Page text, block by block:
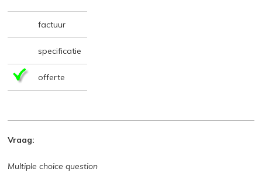
factuur
specificatie
offerte
Vraag:
Multiple choice question